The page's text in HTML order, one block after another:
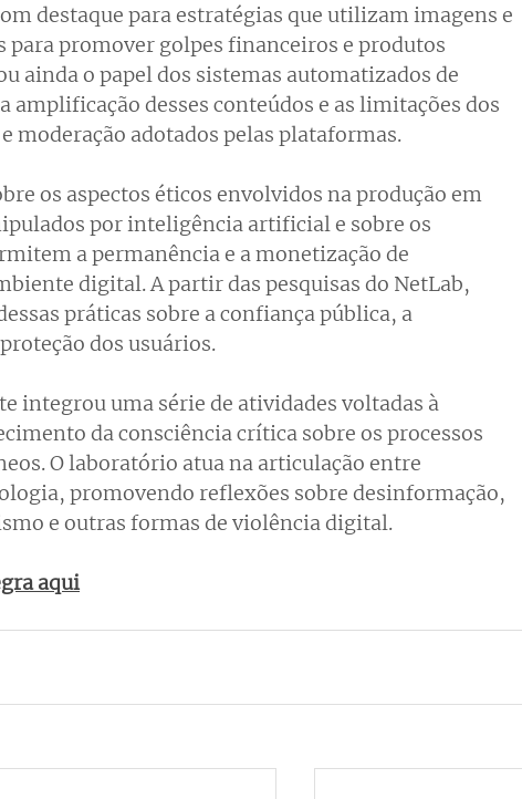
destaque para estratégias que utilizam imagens e
para promover golpes financeiros e produtos
ainda o papel dos sistemas automatizados de
amplificação desses conteúdos e as limitações dos
moderação adotados pelas plataformas.
os aspectos éticos envolvidos na produção em
por inteligência artificial e sobre os
a permanência e a monetização de
digital. A partir das pesquisas do NetLab,
práticas sobre a confiança pública, a
dos usuários.
integrou uma série de atividades voltadas à
da consciência crítica sobre os processos
O laboratório atua na articulação entre
promovendo reflexões sobre desinformação,
e outras formas de violência digital.
aqui